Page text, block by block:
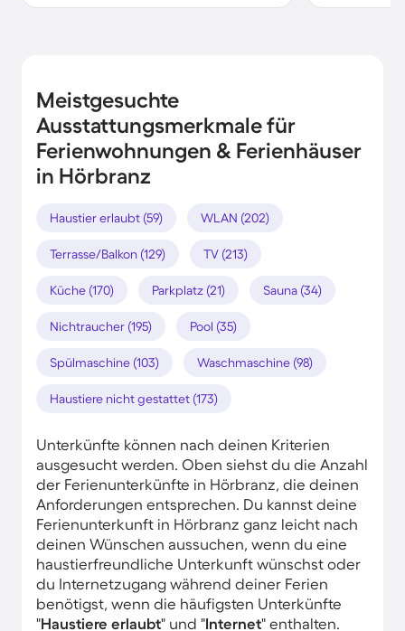
Meistgesuchte
Ausstattungsmerkmale für
Ferienwohnungen & Ferienhäuser
in Hörbranz
Haustier erlaubt (59) WLAN (202)
Terrasse/Balkon (129) TV (213)
Küche (170) Parkplatz (21) Sauna (34)
Nichtraucher (195) Pool (35)
Spülmaschine (103) Waschmaschine (98)
Haustiere nicht gestattet (173)
Unterkünfte können nach deinen Kriterien
ausgesucht werden. Oben siehst du die Anzahl
der Ferienunterkünfte in Hörbranz, die deinen
Anforderungen entsprechen. Du kannst deine
Ferienunterkunft in Hörbranz ganz leicht nach
deinen Wünschen aussuchen, wenn du eine
haustierfreundliche Unterkunft wünschst oder
du Internetzugang während deiner Ferien
benötigst, wenn die häufigsten Unterkünfte
"Haustiere erlaubt" und "Internet" enthalten.